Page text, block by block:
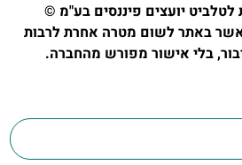
לטלביט יועצים פיננסים בע"מ ©
באתר לשום מטרה אחרת לרבות
בלי אישור מפורש מהחברה.